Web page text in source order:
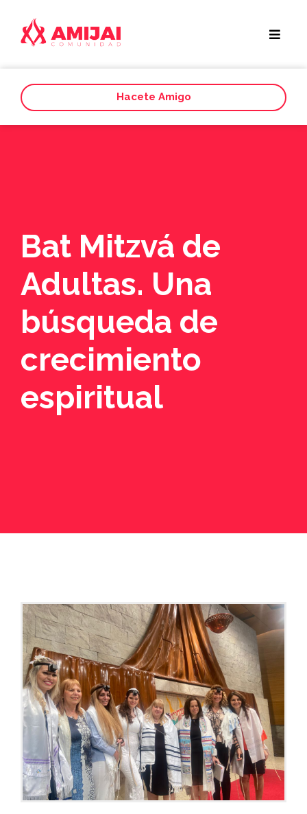
Hacete Amigo
Bat Mitzvá de
Adultas. Una
búsqueda de
crecimiento
espiritual